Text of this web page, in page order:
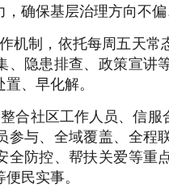
，确保基层治理方向不
机制，依托每周五天
、隐患排查、政策宣讲
、早化解。
合社区工作人员、信
参与、全域覆盖、全程
全防控、帮扶关爱等重
民实事。